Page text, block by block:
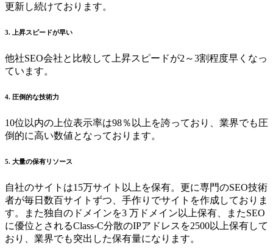
更新し続けております。
3. 上昇スピードが早い
他社SEO会社と比較して上昇スピードが2～3割程度早くなっ
ています。
4. 圧倒的な技術力
10位以内の上位表示率は98％以上を誇っており、業界でも圧
倒的に高い数値となっております。
5. 大量の保有リソース
自社のサイトは15万サイト以上を保有。更に専門のSEO技術
者が毎日数百サイトずつ、手作りでサイトを作成しておりま
す。また独自のドメインを3 万ドメイン以上保有、またSEO
に優位とされるClass-C分散のIPアドレスを2500以上保有して
おり、業界でも突出した保有量になります。